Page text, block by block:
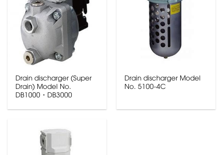
Drain discharger (Super
Drain) Model No.
DB1000・DB3000
Drain discharger Model
No. 5100-4C